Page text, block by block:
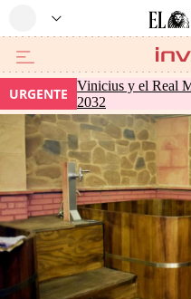
URGENTE
Vinicius y el Real
2032